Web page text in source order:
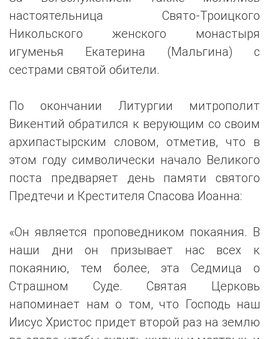
настоятельница Свято-Троицкого
Никольского женского монастыря
игуменья Екатерина (Мальгина) с
сестрами святой обители.
По окончании Литургии митрополит
Викентий обратился к верующим со своим
архипастырским словом, отметив, что в
этом году символически начало Великого
поста предваряет день памяти святого
Предтечи и Крестителя Спасова Иоанна:
«Он является проповедником покаяния. В
наши дни он призывает нас всех к
покаянию, тем более, эта Седмица о
Страшном Суде. Святая Церковь
напоминает нам о том, что Господь наш
Иисус Христос придет второй раз на землю